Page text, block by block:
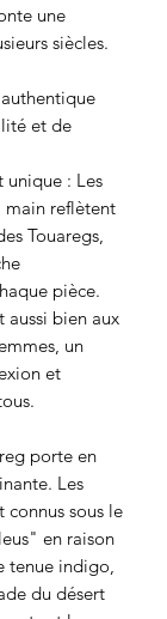
une
siècles.
et de
unique : Les
main reflètent
Touaregs,
pièce.
aussi bien aux
un
et
porte en
Les
connus sous le
en raison
tenue indigo,
du désert